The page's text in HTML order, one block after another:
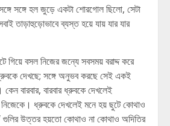
সঙ্গে হল জুড়ে একটা শোরগোল ছিলো, সেটা
তাড়াহুড়োভাবে ব্যস্ত হয়ে যায় যার যার
গিয়ে বসল নিজের জন্যে সবসময় বরাদ্দ করে
দেখছে; সঙ্গে অনুভব করছে সেই একই
কেন বারবার, বারবার ধ্রুবকে দেখলেই
ধ্রুবকে দেখলেই মনে হয় ছুটে কোথাও
গুলির উত্তর হয়তো কোথাও না কোথাও অদিতির